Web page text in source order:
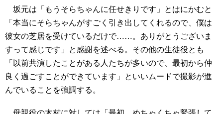
坂元は「もうそらちゃんに任せきりです」とはにかむと
「本当にそらちゃんがすごく引き出してくれるので、僕は
彼女の芝居を受けているだけで……。ありがとうございま
すって感じです」と感謝を述べる。その他の生徒役とも
「以前共演したことがある人たちが多いので、最初から仲
良く過ごすことができています」といいムードで撮影が進
んでいることを強調する。